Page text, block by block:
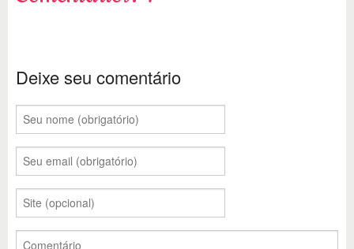
Deixe seu comentário